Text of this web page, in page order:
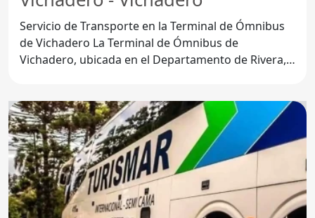
Servicio de Transporte en la Terminal de Ómnibus
de Vichadero La Terminal de Ómnibus de
Vichadero, ubicada en el Departamento de Rivera,